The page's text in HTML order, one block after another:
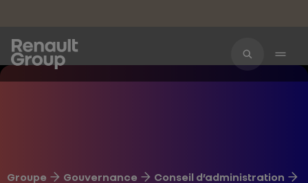
Groupe Gouvernance
Conseil d’administration